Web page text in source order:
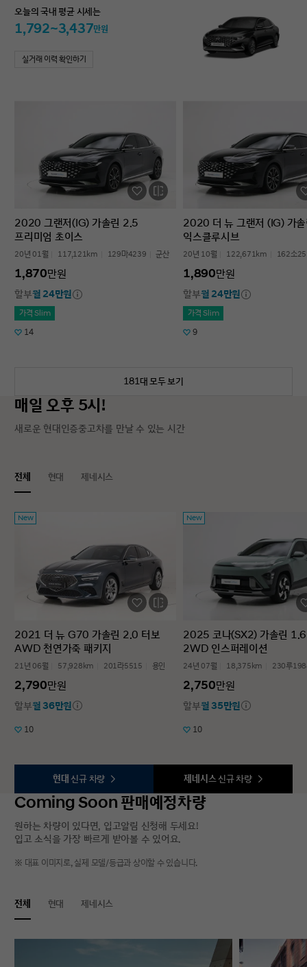
오늘의 국내 평균 시세는
1,792~3,437만원
실거래 이력 확인하기
2020 그랜저(IG) 가솔린 2.5
프리미엄 초이스
20년 01월 117,121km 129마4239 군산
1,870만원
할부월 24만원
가격 Slim
14
2020 더 뉴 그랜저 (IG) 가
익스클루시브
20년 10월 122,671km 162소
1,890만원
할부월 24만원
가격 Slim
9
181대 모두 보기
매일 오후 5시!
새로운 현대인증중고차를 만날 수 있는 시간
전체 현대 제네시스
New
2021 더 뉴 G70 가솔린 2.0 터보
AWD 천연가죽 패키지
21년 06월 57,928km 201라5515 용인
2,790만원
할부월 36만원
10
New
2025 코나(SX2) 가솔린 1.6
2WD 인스퍼레이션
24년 07월 18,375km 230루
2,750만원
할부월 35만원
10
현대 신규 차량 제네시스 신규 차량
Coming Soon 판매예정차량
원하는 차량이 있다면, 입고알림 신청해 두세요!
입고 소식을 가장 빠르게 받아볼 수 있어요.
※ 대표 이미지로, 실제 모델/등급과 상이할 수 있습니다.
전체 현대 제네시스